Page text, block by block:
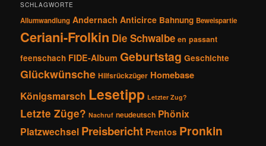
SCHLAGWORTE
Allumwandlung Andernach Anticirce Bahnung Beweispartie
Ceriani-Frolkin Die Schwalbe en passant
feenschach FIDE-Album Geburtstag Geschichte
Glückwünsche Hilfsrückzüger Homebase
Königsmarsch Lesetipp Letzter Zug?
Letzte Züge? Nachruf neudeutsch Phönix
Platzwechsel Preisbericht Prentos Pronkin